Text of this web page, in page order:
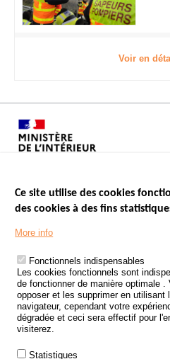
Voir en
Menu
Footer
LES SITES PUBLICS
ÉTAT DE L’INSÉCURITÉ ROUTIÈRE
TRAITEMENT DES DONNÉES
LA ROUTE
ETUDES ET RECHERCHES
APPEL À PROJETS
POLITIQUE DE SÉCURITÉ ROUTIÈRE
Ce site utilise des cookies
des cookies à des fins
More info
Fonctionnels indispensables
Les cookies fonctionnels sont
de fonctionner de manière optimale
opposer et les supprimer en utilisant
navigateur, cependant votre
dégradée et ceci sera effectif pour
visiterez.
Statistiques